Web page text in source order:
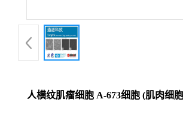
人横纹肌瘤细胞 A-673细胞 (肌肉细